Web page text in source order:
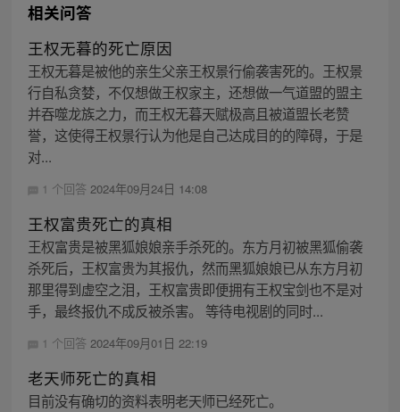
相关问答
王权无暮的死亡原因
王权无暮是被他的亲生父亲王权景行偷袭害死的。王权景
行自私贪婪，不仅想做王权家主，还想做一气道盟的盟主
并吞噬龙族之力，而王权无暮天赋极高且被道盟长老赞
誉，这使得王权景行认为他是自己达成目的的障碍，于是
对...
1 个回答 2024年09月24日 14:08
王权富贵死亡的真相
王权富贵是被黑狐娘娘亲手杀死的。东方月初被黑狐偷袭
杀死后，王权富贵为其报仇，然而黑狐娘娘已从东方月初
那里得到虚空之泪，王权富贵即便拥有王权宝剑也不是对
手，最终报仇不成反被杀害。 等待电视剧的同时...
1 个回答 2024年09月01日 22:19
老天师死亡的真相
目前没有确切的资料表明老天师已经死亡。